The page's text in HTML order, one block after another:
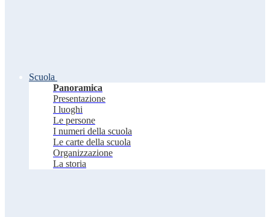
Scuola
Panoramica
Presentazione
I luoghi
Le persone
I numeri della scuola
Le carte della scuola
Organizzazione
La storia